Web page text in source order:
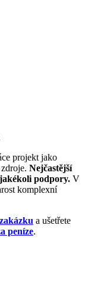
projekt jako
Nejčastější
podpory. V
komplexní
a ušetřete
peníze.